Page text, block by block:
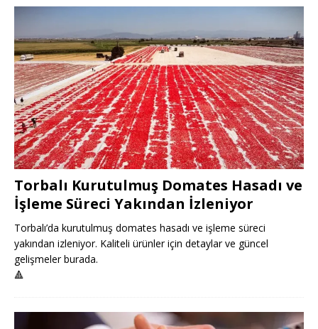
Torbalı Kurutulmuş Domates Hasadı ve
İşleme Süreci Yakından İzleniyor
Torbalı’da kurutulmuş domates hasadı ve işleme süreci
yakından izleniyor. Kaliteli ürünler için detaylar ve güncel
gelişmeler burada.
🔺